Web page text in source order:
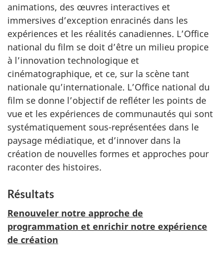
animations, des œuvres interactives et
immersives d’exception enracinés dans les
expériences et les réalités canadiennes. L’Office
national du film se doit d’être un milieu propice
à l’innovation technologique et
cinématographique, et ce, sur la scène tant
nationale qu’internationale. L’Office national du
film se donne l’objectif de refléter les points de
vue et les expériences de communautés qui sont
systématiquement sous-représentées dans le
paysage médiatique, et d’innover dans la
création de nouvelles formes et approches pour
raconter des histoires.
Résultats
Renouveler notre approche de
programmation et enrichir notre expérience
de création